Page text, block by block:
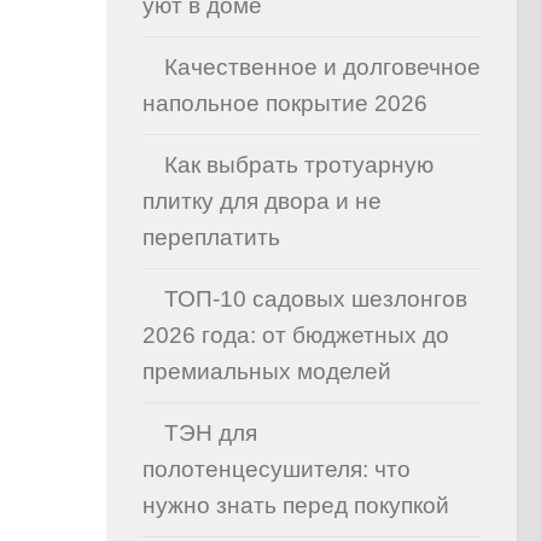
уют в доме
Качественное и долговечное
напольное покрытие 2026
Как выбрать тротуарную
плитку для двора и не
переплатить
ТОП-10 садовых шезлонгов
2026 года: от бюджетных до
премиальных моделей
ТЭН для
полотенцесушителя: что
нужно знать перед покупкой